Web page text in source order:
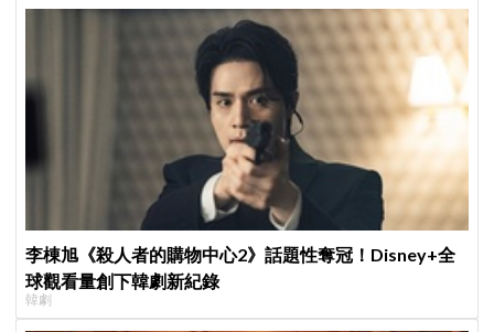
李棟旭《殺人者的購物中心2》話題性奪冠！Disney+全
球觀看量創下韓劇新紀錄
韓劇